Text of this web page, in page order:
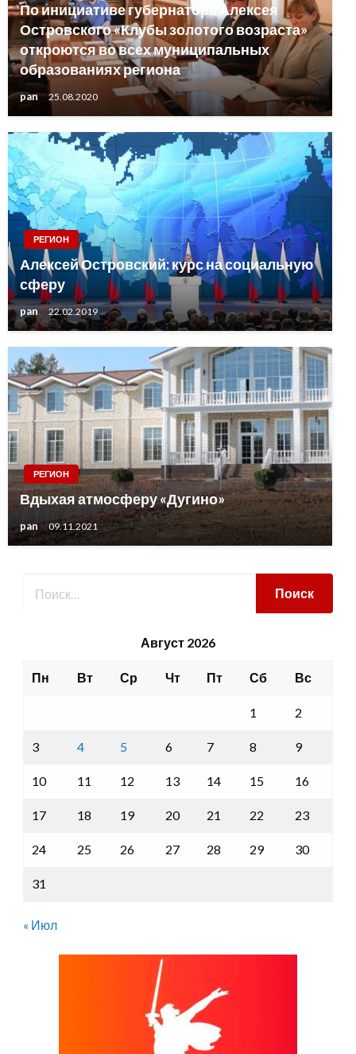
По инициативе губернатора Алексея
Островского «Клубы золотого возраста»
откроются во всех муниципальных
образованиях региона
pan 25.08.2020
РЕГИОН
Алексей Островский: курс на социальную
сферу
pan 22.02.2019
РЕГИОН
Вдыхая атмосферу «Дугино»
pan 09.11.2021
Август 2026
Пн Вт Ср Чт Пт Сб Вс
1 2
3 4 5 6 7 8 9
10 11 12 13 14 15 16
17 18 19 20 21 22 23
24 25 26 27 28 29 30
31
« Июл